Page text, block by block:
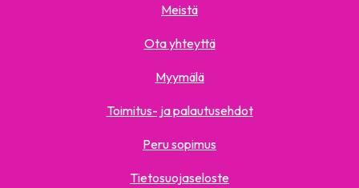
Meistä
Ota yhteyttä
Myymälä
Toimitus- ja palautusehdot
Peru sopimus
Tietosuojaseloste